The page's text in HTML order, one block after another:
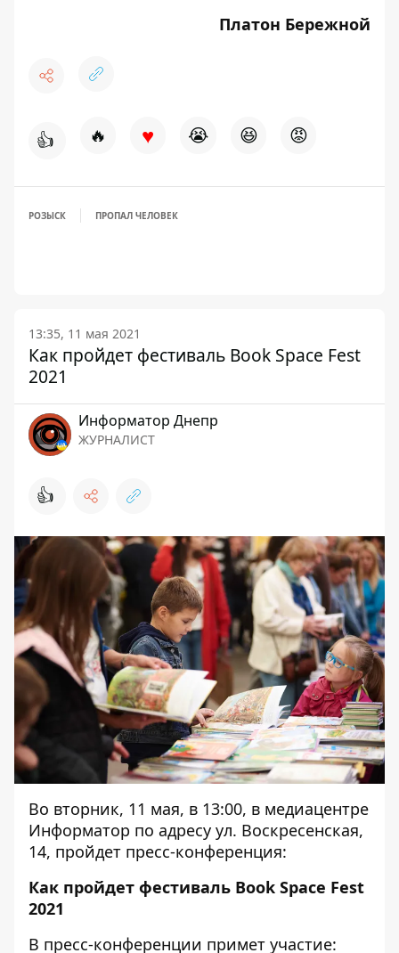
Платон Бережной
👍 🔥 ♥ 😭 😆 😡
РОЗЫСК ПРОПАЛ ЧЕЛОВЕК
13:35, 11 мая 2021
Как пройдет фестиваль Book Space Fest
2021
Информатор Днепр
ЖУРНАЛИСТ
👍
Во вторник, 11 мая, в 13:00, в медиацентре
Информатор по адресу ул. Воскресенская,
14, пройдет пресс-конференция:
Как пройдет фестиваль Book Space Fest
2021
В пресс-конференции примет участие: